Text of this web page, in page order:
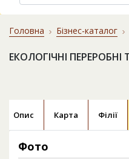
Головна Бізнес-каталог
ЕКОЛОГІЧНІ
Опис Карта Філії
Фото